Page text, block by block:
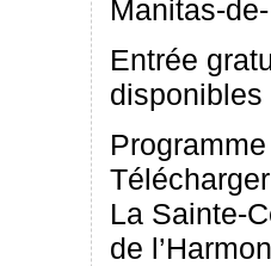
Manitas-
Entrée
disponibles
La Sainte-
de